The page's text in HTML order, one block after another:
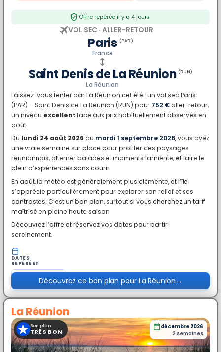
Offre repérée il y a 4 jours
VOL SEC · ALLER-RETOUR
Paris (PAR)
France
Saint Denis de La Réunion (RUN)
La Réunion
Laissez-vous tenter par La Réunion cet été : un vol sec Paris
(PAR) – Saint Denis de La Réunion (RUN) pour 752 €aller-retour,
un niveau excellent face aux prix habituellement observés en
août.
Du lundi 24 août 2026 au mardi 1 septembre 2026, vous avez
une vraie semaine sur place pour profiter des paysages
réunionnais, alterner balades et moments farniente, et faire le
plein d’expériences sans courir.
En août, la météo est généralement plus clémente, et l’île
s’apprécie particulièrement pour explorer son relief et ses
contrastes. C’est un bon plan, surtout si vous cherchez un tarif
maîtrisé en pleine haute saison.
Découvrez l’offre et réservez vos dates pour partir
sereinement.
DATES
REPÉRÉES
mar. 1 sept.
Découvrez ce bon plan pour La Réunion→
La Réunion
décembre 2026
2 semaines
★Bon plan
TRÈS BON